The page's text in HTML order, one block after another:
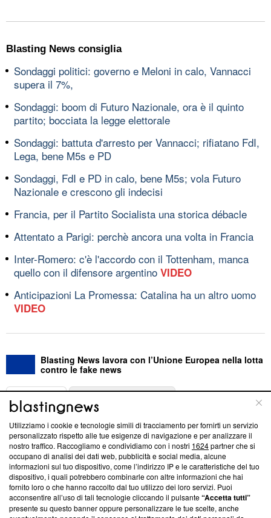
Blasting News consiglia
Sondaggi politici: governo e Meloni in calo, Vannacci
supera il 7%,
Sondaggi: boom di Futuro Nazionale, ora è il quinto
partito; bocciata la legge elettorale
Sondaggi: battuta d'arresto per Vannacci; rifiatano FdI,
Lega, bene M5s e PD
Sondaggi, FdI e PD in calo, bene M5s; vola Futuro
Nazionale e crescono gli indecisi
Francia, per il Partito Socialista una storica débacle
Attentato a Parigi: perchè ancora una volta in Francia
Inter-Romero: c'è l'accordo con il Tottenham, manca
quello con il difensore argentino VIDEO
Anticipazioni La Promessa: Catalina ha un altro uomo
VIDEO
Blasting News lavora con l’Unione Europea nella lotta
contro le fake news
ABOUT
Questa sezione offre informazioni trasparenti su Blasting
News, sui nostri processi editoriali e su come ci impegniamo a
creare news di qualità. Inoltre, afferma la nostra aderenza a
‘Trust Project - News with Integrity’Blasting News non è
ancora membro del programma, ma ha richiesto di farne
parte; Trust Project non ha ancora effettuato una verifica di
conformità agli standard.
Utilizziamo i cookie e tecnologie simili di tracciamento per fornirti un servizio
personalizzato rispetto alle tue esigenze di navigazione e per analizzare il
nostro traffico. Raccogliamo e condividiamo con i nostri 1624partner che si
occupano di analisi dei dati web, pubblicità e social media, alcune
informazioni sul tuo dispositivo, come l’indirizzo IP e le caratteristiche del tuo
dispositivo, i quali potrebbero combinarle con altre informazioni che hai
fornito loro o che hanno raccolto dal tuo utilizzo dei loro servizi. Puoi
acconsentire all’uso di tali tecnologie cliccando il pulsante“Accetta tutti”
presente su questo banner oppure personalizzare le tue scelte, anche